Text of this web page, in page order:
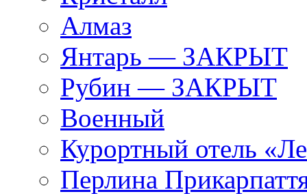
Алмаз
Янтарь — ЗАКРЫТ
Рубин — ЗАКРЫТ
Военный
Курортный отель
Перлина